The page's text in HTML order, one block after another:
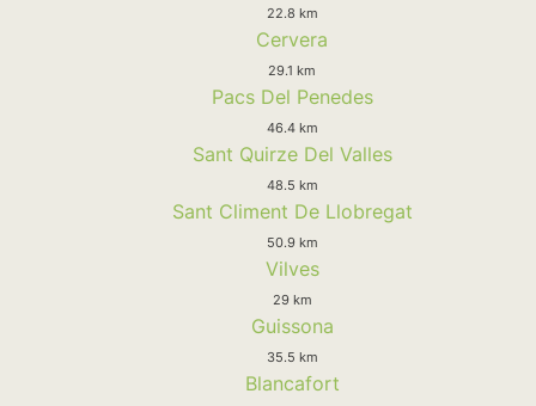
22.8 km
Cervera
29.1 km
Pacs Del Penedes
46.4 km
Sant Quirze Del Valles
48.5 km
Sant Climent De Llobregat
50.9 km
Vilves
29 km
Guissona
35.5 km
Blancafort